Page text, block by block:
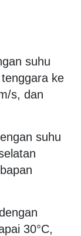
suhu
ke
s, dan
suhu
30°C,